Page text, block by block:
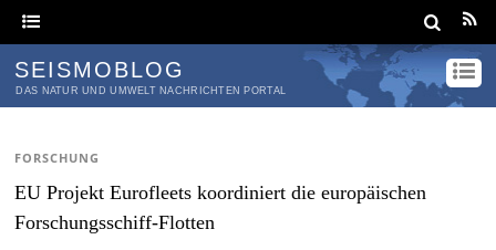
SEISMOBLOG
DAS NATUR UND UMWELT NACHRICHTEN PORTAL
FORSCHUNG
EU Projekt Eurofleets koordiniert die europäischen
Forschungsschiff-Flotten